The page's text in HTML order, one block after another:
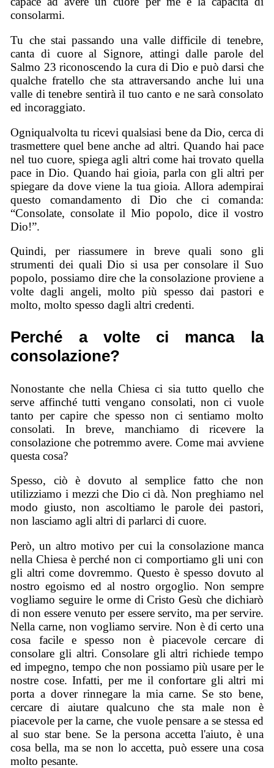
consolarmi.
Tu che stai passando una valle difficile di tenebre,
canta di cuore al Signore, attingi dalle parole del
Salmo 23 riconoscendo la cura di Dio e può darsi che
qualche fratello che sta attraversando anche lui una
valle di tenebre sentirà il tuo canto e ne sarà consolato
ed incoraggiato.
Ogniqualvolta tu ricevi qualsiasi bene da Dio, cerca di
trasmettere quel bene anche ad altri. Quando hai pace
nel tuo cuore, spiega agli altri come hai trovato quella
pace in Dio. Quando hai gioia, parla con gli altri per
spiegare da dove viene la tua gioia. Allora adempirai
questo comandamento di Dio che ci comanda:
“Consolate, consolate il Mio popolo, dice il vostro
Dio!”.
Quindi, per riassumere in breve quali sono gli
strumenti dei quali Dio si usa per consolare il Suo
popolo, possiamo dire che la consolazione proviene a
volte dagli angeli, molto più spesso dai pastori e
molto, molto spesso dagli altri credenti.
Perché a volte ci manca la
consolazione?
Nonostante che nella Chiesa ci sia tutto quello che
serve affinché tutti vengano consolati, non ci vuole
tanto per capire che spesso non ci sentiamo molto
consolati. In breve, manchiamo di ricevere la
consolazione che potremmo avere. Come mai avviene
questa cosa?
Spesso, ciò è dovuto al semplice fatto che non
utilizziamo i mezzi che Dio ci dà. Non preghiamo nel
modo giusto, non ascoltiamo le parole dei pastori,
non lasciamo agli altri di parlarci di cuore.
Però, un altro motivo per cui la consolazione manca
nella Chiesa è perché non ci comportiamo gli uni con
gli altri come dovremmo. Questo è spesso dovuto al
nostro egoismo ed al nostro orgoglio. Non sempre
vogliamo seguire le orme di Cristo Gesù che dichiarò
di non essere venuto per essere servito, ma per servire.
Nella carne, non vogliamo servire. Non è di certo una
cosa facile e spesso non è piacevole cercare di
consolare gli altri. Consolare gli altri richiede tempo
ed impegno, tempo che non possiamo più usare per le
nostre cose. Infatti, per me il confortare gli altri mi
porta a dover rinnegare la mia carne. Se sto bene,
cercare di aiutare qualcuno che sta male non è
piacevole per la carne, che vuole pensare a se stessa ed
al suo star bene. Se la persona accetta l'aiuto, è una
cosa bella, ma se non lo accetta, può essere una cosa
molto pesante.